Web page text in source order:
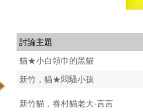
討論主題
貓★小白領巾的黑貓
新竹，貓★悶騷小孩
新竹貓，眷村貓老大-言言